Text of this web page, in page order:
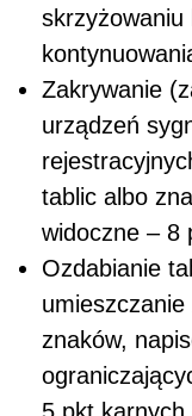
Zakrywanie
urządzeń
tablic albo
widoczne – 8
Ozdabianie
znaków,